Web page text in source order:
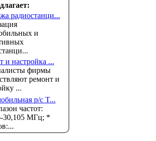
радиостанци...
и
и настройка ...
фирмы
ремонт и
...
р/с T...
частот:
30,105 МГц; *